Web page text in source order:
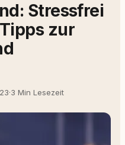
Stressfrei
zur
·3 Min Lesezeit